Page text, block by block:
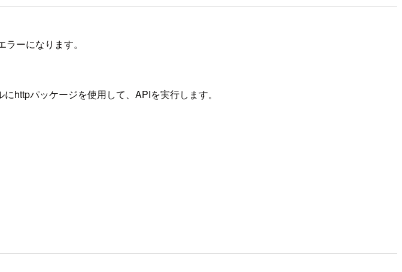
ーになります。
httpパッケージを使用して、APIを実行します。